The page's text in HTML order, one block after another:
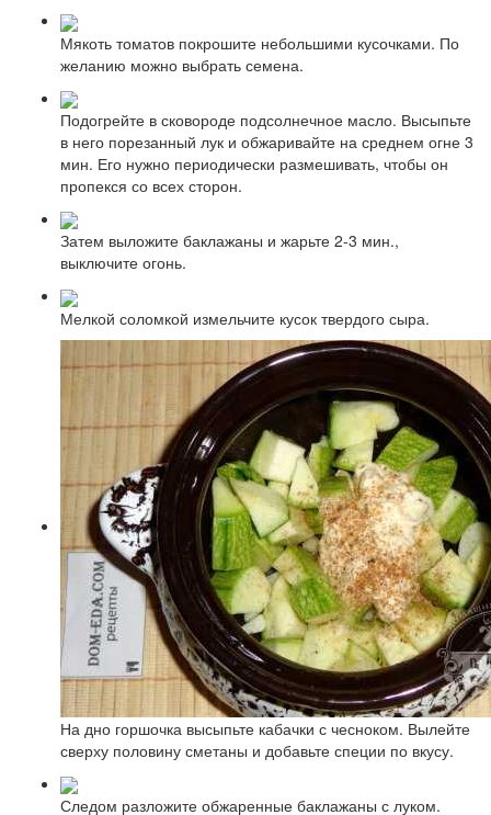
Мякоть томатов покрошите небольшими кусочками. По
желанию можно выбрать семена.
Подогрейте в сковороде подсолнечное масло. Высыпьте
в него порезанный лук и обжаривайте на среднем огне 3
мин. Его нужно периодически размешивать, чтобы он
пропекся со всех сторон.
Затем выложите баклажаны и жарьте 2-3 мин.,
выключите огонь.
Мелкой соломкой измельчите кусок твердого сыра.
На дно горшочка высыпьте кабачки с чесноком. Вылейте
сверху половину сметаны и добавьте специи по вкусу.
Следом разложите обжаренные баклажаны с луком.